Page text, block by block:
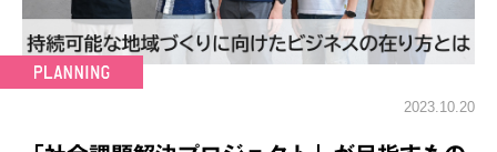
2023.10.20